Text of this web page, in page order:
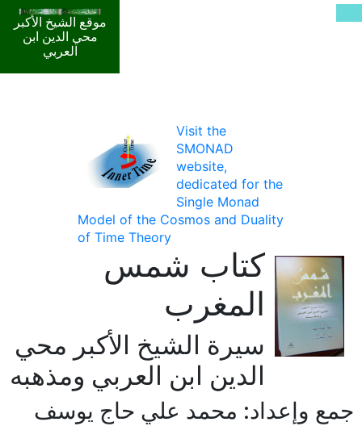
موقع الشيخ الأكبر
محي الدين ابن
العربي
Visit the
SMONAD
website,
dedicated for the
Single Monad
Model of the Cosmos and Duality
of Time Theory
كتاب شمس
المغرب
سيرة الشيخ الأكبر محي
الدين ابن العربي ومذهبه
جمع وإعداد: محمد علي حاج يوسف